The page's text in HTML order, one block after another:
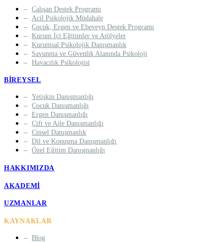
Çalışan Destek Programı
Acil Psikolojik Müdahale
Çocuk, Ergen ve Ebeveyn Destek Programı
Kurum İçi Eğitimler ve Atölyeler
Kurumsal Psikolojik Danışmanlık
Savunma ve Güvenlik Alanında Psikoloji
Havacılık Psikolojisi
BIREYSEL
Yetişkin Danışmanlığı
Çocuk Danışmanlığı
Ergen Danışmanlığı
Çift ve Aile Danışmanlığı
Cinsel Danışmanlık
Dil ve Konuşma Danışmanlığı
Özel Eğitim Danışmanlığı
HAKKIMIZDA
AKADEMI
UZMANLAR
KAYNAKLAR
Blog